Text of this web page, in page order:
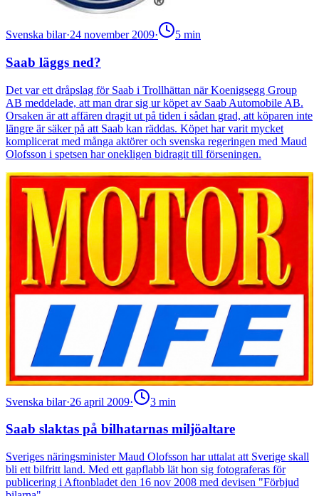
Svenska bilar·24 november 2009· 5 min
Saab läggs ned?
Det var ett dråpslag för Saab i Trollhättan när Koenigsegg Group
AB meddelade, att man drar sig ur köpet av Saab Automobile AB.
Orsaken är att affären dragit ut på tiden i sådan grad, att köparen inte
längre är säker på att Saab kan räddas. Köpet har varit mycket
komplicerat med många aktörer och svenska regeringen med Maud
Olofsson i spetsen har onekligen bidragit till förseningen.
Svenska bilar·26 april 2009· 3 min
Saab slaktas på bilhatarnas miljöaltare
Sveriges näringsminister Maud Olofsson har uttalat att Sverige skall
bli ett bilfritt land. Med ett gapflabb lät hon sig fotograferas för
publicering i Aftonbladet den 16 nov 2008 med devisen "Förbjud